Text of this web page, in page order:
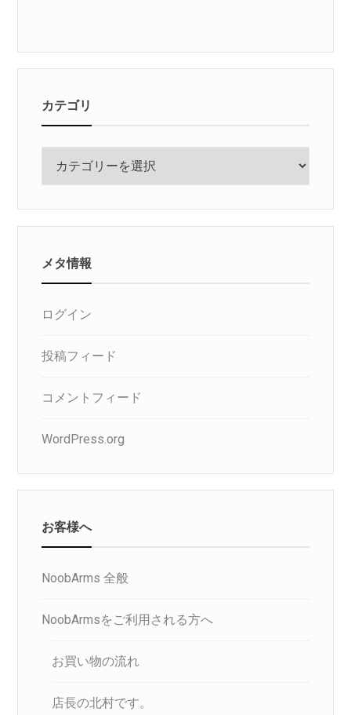
カテゴリ
メタ情報
ログイン
投稿フィード
コメントフィード
WordPress.org
お客様へ
NoobArms 全般
NoobArmsをご利用される方へ
お買い物の流れ
店長の北村です。